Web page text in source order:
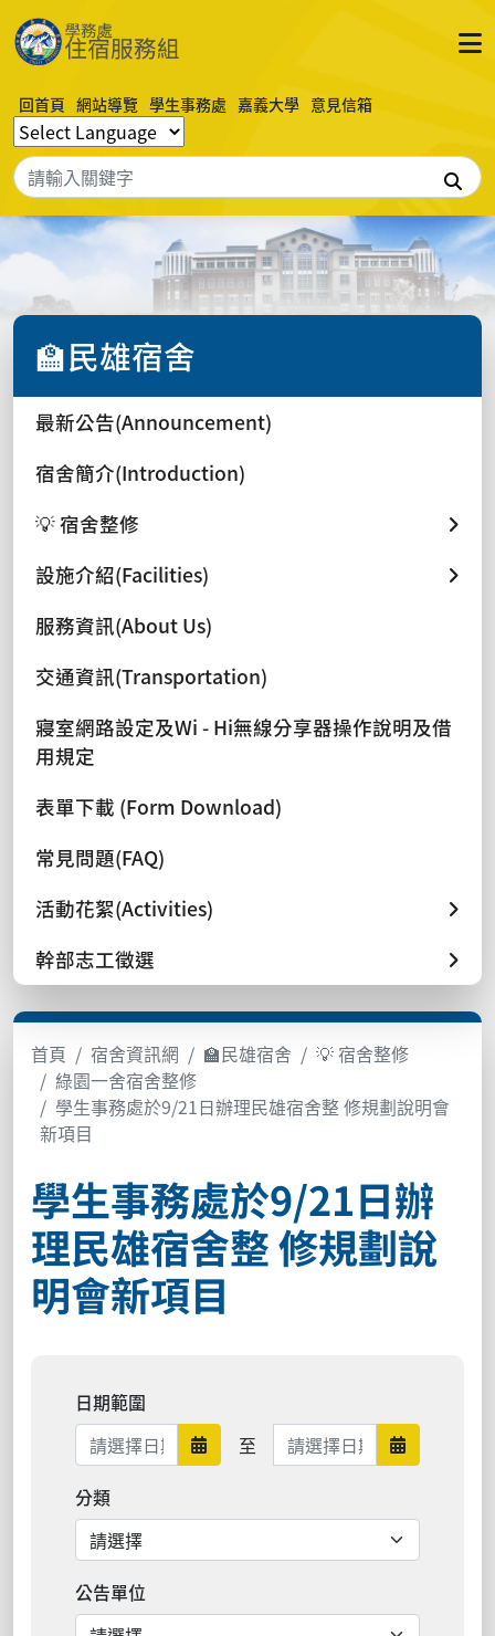
回首頁 網站導覽 學生事務處 嘉義大學 意見信箱
搜尋
🏫民雄宿舍
最新公告(Announcement)
宿舍簡介(Introduction)
💡 宿舍整修
設施介紹(Facilities)
服務資訊(About Us)
交通資訊(Transportation)
寢室網路設定及Wi - Hi無線分享器操作說明及借
用規定
表單下載 (Form Download)
常見問題(FAQ)
活動花絮(Activities)
幹部志工徵選
首頁 宿舍資訊網 🏫民雄宿舍
💡 宿舍整修
綠園一舍宿舍整修
學生事務處於9/21日辦理民雄宿舍整 修規劃說明會
新項目
學生事務處於9/21日辦
理民雄宿舍整 修規劃說
明會新項目
日期範圍
日期範圍開始
至 日期範圍結束 日期範圍
分類
公告單位